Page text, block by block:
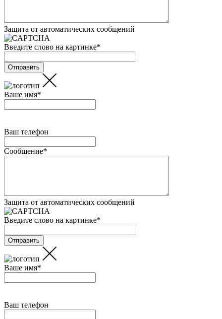
Защита от автоматических сообщений
Введите слово на картинке*
Ваше имя*
Ваш телефон
Сообщение*
Защита от автоматических сообщений
Введите слово на картинке*
Ваше имя*
Ваш телефон